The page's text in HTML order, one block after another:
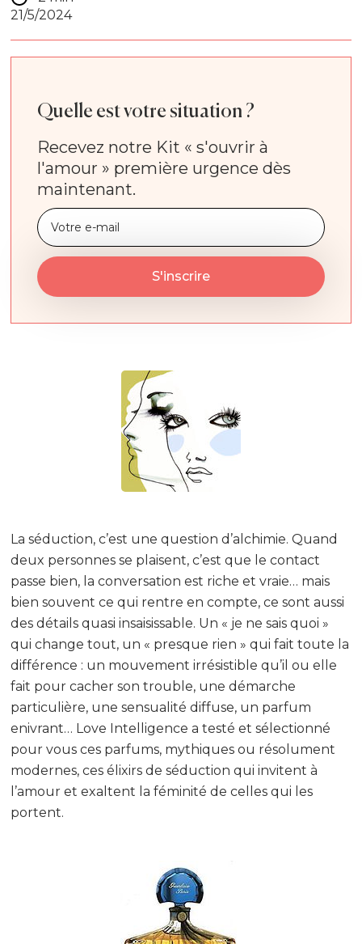
21/5/2024
Quelle est votre situation ?
Recevez notre Kit « s'ouvrir à
l'amour » première urgence dès
maintenant.
La séduction, c’est une question d’alchimie. Quand
deux personnes se plaisent, c’est que le contact
passe bien, la conversation est riche et vraie… mais
bien souvent ce qui rentre en compte, ce sont aussi
des détails quasi insaisissable. Un « je ne sais quoi »
qui change tout, un « presque rien » qui fait toute la
différence : un mouvement irrésistible qu’il ou elle
fait pour cacher son trouble, une démarche
particulière, une sensualité diffuse, un parfum
enivrant… Love Intelligence a testé et sélectionné
pour vous ces parfums, mythiques ou résolument
modernes, ces élixirs de séduction qui invitent à
l’amour et exaltent la féminité de celles qui les
portent.